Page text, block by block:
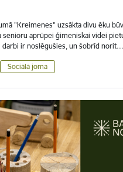
"Kreimenes" uzsākta divu ēku
senioru aprūpei ģimeniskai videi
darbi ir noslēgušies, un šobrīd norit…
Sociālā joma